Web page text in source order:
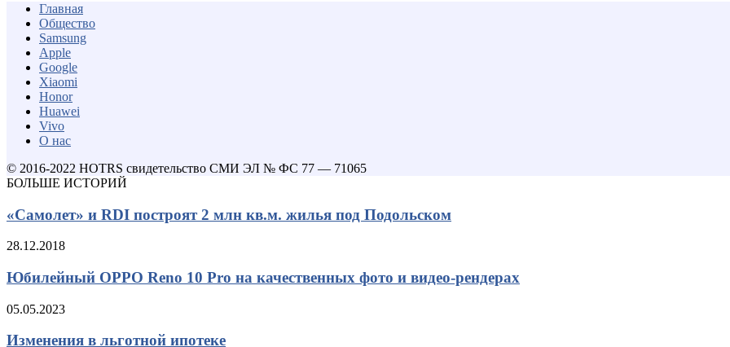
Главная
Общество
Samsung
Apple
Google
Xiaomi
Honor
Huawei
Vivo
О нас
© 2016-2022 HOTRS свидетельство СМИ ЭЛ № ФС 77 — 71065
БОЛЬШЕ ИСТОРИЙ
«Самолет» и RDI построят 2 млн кв.м. жилья под Подольском
28.12.2018
Юбилейный OPPO Reno 10 Pro на качественных фото и видео-рендерах
05.05.2023
Изменения в льготной ипотеке